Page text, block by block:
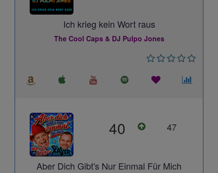
Ich krieg kein Wort raus
The Cool Caps & DJ Pulpo Jones
40 47
Aber Dich Gibt's Nur Einmal Für Mich